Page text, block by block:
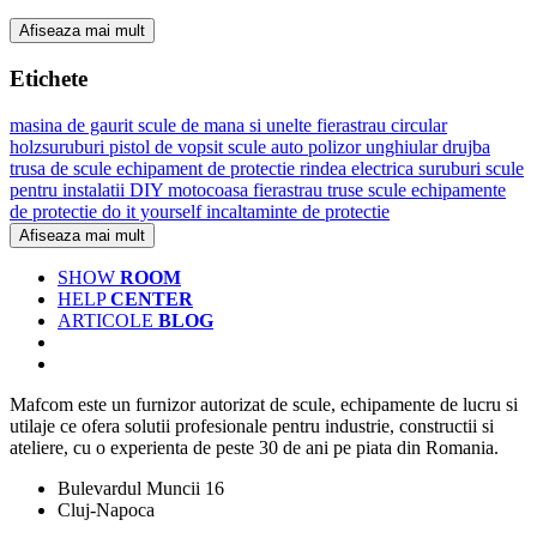
Afiseaza mai mult
Etichete
masina de gaurit scule de mana si unelte fierastrau circular
holzsuruburi pistol de vopsit scule auto polizor unghiulardrujba
trusa de scule echipament de protectie rindea electrica suruburi scule
pentru instalatii DIY motocoasa fierastrau truse scule echipamente
de protectie do it yourselfincaltaminte de protectie
Afiseaza mai mult
SHOW ROOM
HELP CENTER
ARTICOLE BLOG
Mafcom este un furnizor autorizat de scule, echipamente de lucru si
utilaje ce ofera solutii profesionale pentru industrie, constructii si
ateliere, cu o experienta de peste 30 de ani pe piata din Romania.
Bulevardul Muncii 16
Cluj-Napoca